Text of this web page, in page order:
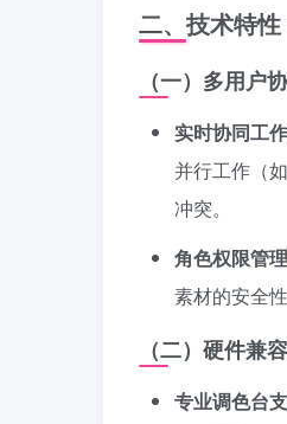
二、技术特
（一）多用户
实时协同工
并行工作（
冲突。
角色权限管理
素材的安全
（二）硬件兼
专业调色台